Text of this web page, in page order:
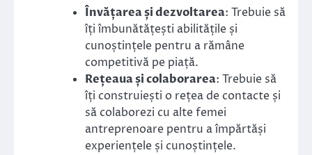
Învățarea și dezvoltarea: Trebuie să
îți îmbunătățești abilitățile și
cunoștințele pentru a rămâne
competitivă pe piață.
Rețeaua și colaborarea: Trebuie să
îți construiești o rețea de contacte și
să colaborezi cu alte femei
antreprenoare pentru a împărtăși
experiențele și cunoștințele.